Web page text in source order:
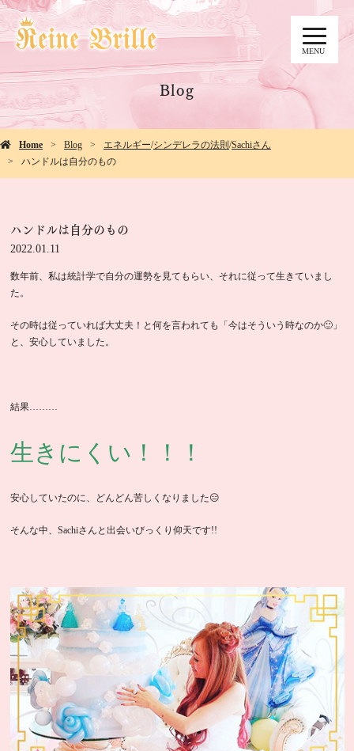
MENU
Blog
Home Blog エネルギー/シンデレラの法則/Sachiさん
ハンドルは自分のもの
ハンドルは自分のもの
2022.01.11
数年前、私は統計学で自分の運勢を見てもらい、それに従って生きていまし
た。
その時は従っていれば大丈夫！と何を言われても「今はそういう時なのか🙂」
と、安心していました。
結果………
生きにくい！！！
安心していたのに、どんどん苦しくなりました😑
そんな中、Sachiさんと出会いびっくり仰天です!!